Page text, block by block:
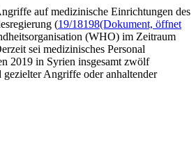
auf medizinische Einrichtungen des
(19/18198(Dokument, öffnet
(WHO) im Zeitraum
sei medizinisches Personal
2019 in Syrien insgesamt zwölf
Angriffe oder anhaltender